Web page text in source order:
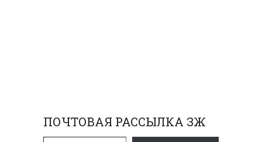
ПОЧТОВАЯ РАССЫЛКА ЗЖ
Введите адрес электронной почты…